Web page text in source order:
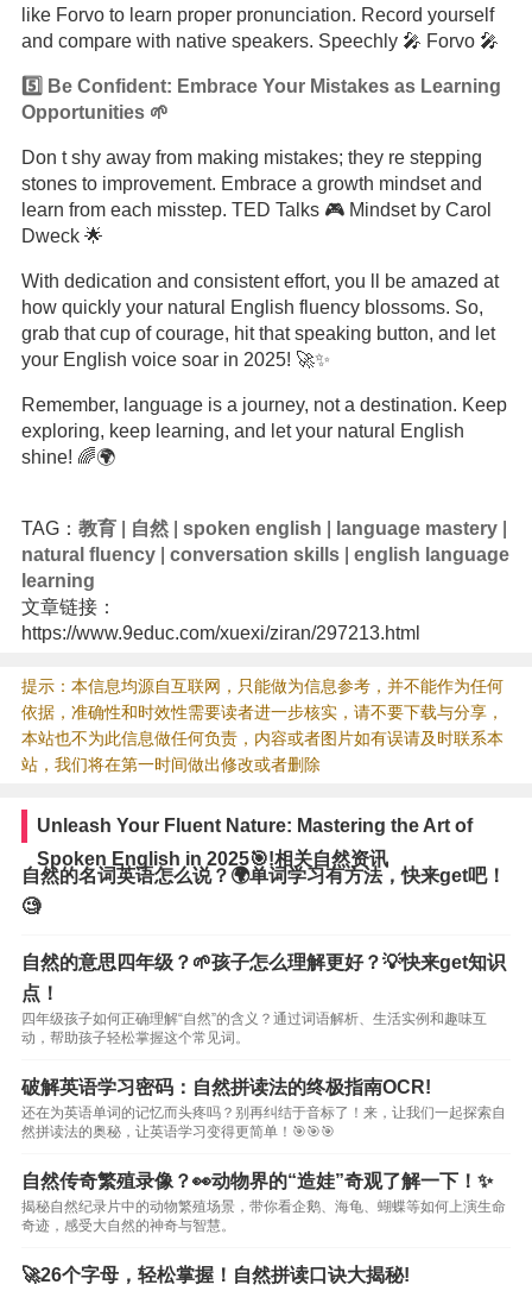
like Forvo to learn proper pronunciation. Record yourself
and compare with native speakers. Speechly 🎤 Forvo 🎤
5️⃣ Be Confident: Embrace Your Mistakes as Learning
Opportunities 🌱
Don t shy away from making mistakes; they re stepping
stones to improvement. Embrace a growth mindset and
learn from each misstep. TED Talks 🎮 Mindset by Carol
Dweck 🌟
With dedication and consistent effort, you ll be amazed at
how quickly your natural English fluency blossoms. So,
grab that cup of courage, hit that speaking button, and let
your English voice soar in 2025! 🚀✨
Remember, language is a journey, not a destination. Keep
exploring, keep learning, and let your natural English
shine! 🌈🌍
TAG： 教育| 自然| spoken english language mastery|
natural fluency| conversation skills| english language
learning
文章链接：
https://www.9educ.com/xuexi/ziran/297213.html
提示：本信息均源自互联网，只能做为信息参考，并不能作为任何
依据，准确性和时效性需要读者进一步核实，请不要下载与分享，
本站也不为此信息做任何负责，内容或者图片如有误请及时联系本
站，我们将在第一时间做出修改或者删除
Unleash Your Fluent Nature: Mastering the Art of
Spoken English in 2025🎯!相关自然资讯
自然的名词英语怎么说？🌍单词学习有方法，快来get吧！
🧐
自然的意思四年级？🌱孩子怎么理解更好？💡快来get知识
点！
四年级孩子如何正确理解“自然”的含义？通过词语解析、生活实例和趣味互
动，帮助孩子轻松掌握这个常见词。
破解英语学习密码：自然拼读法的终极指南OCR!
还在为英语单词的记忆而头疼吗？别再纠结于音标了！来，让我们一起探索自
然拼读法的奥秘，让英语学习变得更简单！🎯🎯🎯
自然传奇繁殖录像？👀动物界的“造娃”奇观了解一下！✨
揭秘自然纪录片中的动物繁殖场景，带你看企鹅、海龟、蝴蝶等如何上演生命
奇迹，感受大自然的神奇与智慧。
🚀26个字母，轻松掌握！自然拼读口诀大揭秘!